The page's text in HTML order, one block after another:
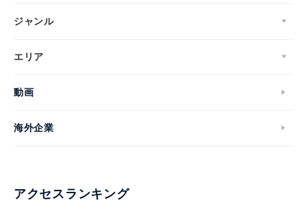
ジャンル
エリア
動画
海外企業
アクセスランキング